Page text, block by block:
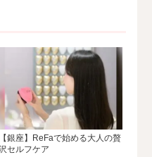
【銀座】ReFaで始める大人の贅
セルフケア